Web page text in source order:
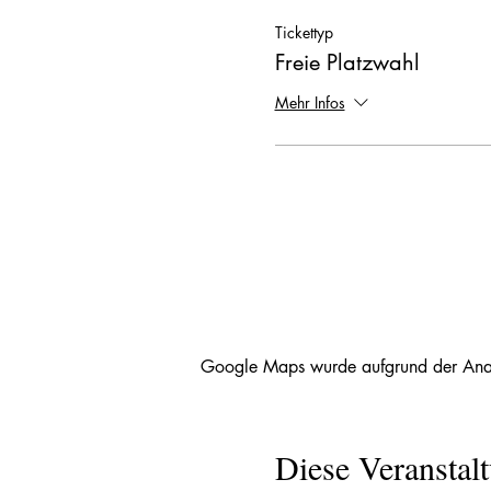
Tickettyp
Freie Platzwahl
Mehr Infos
Google Maps wurde aufgrund der
Diese